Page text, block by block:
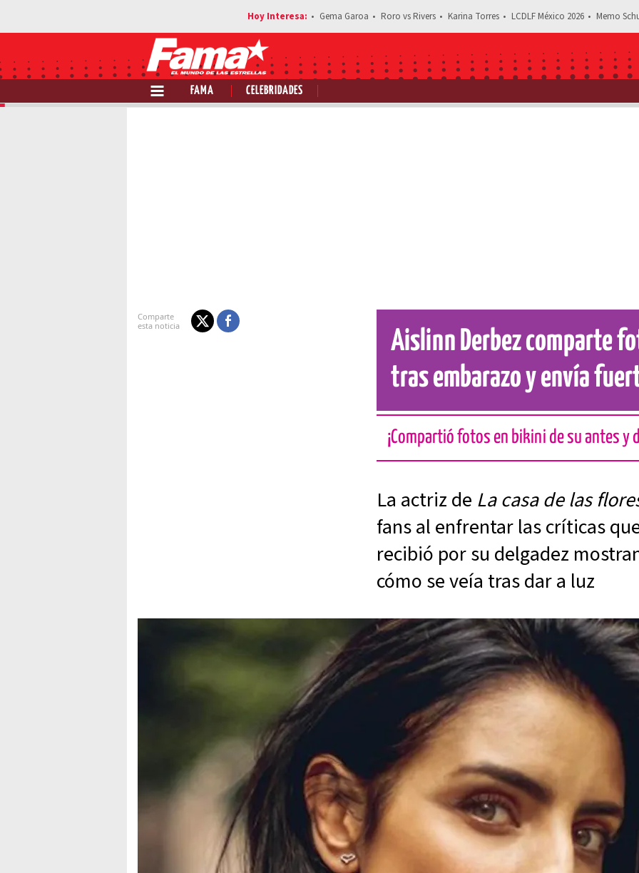
Gema Garoa Roro vs Rivers Karina Torres LCDLF México 2026 Memo
FAMA CELEBRIDADES
Estás leyendo: Aislinn Derbez
Aislinn Derbez comparte
tras embarazo y envía
¡Compartió fotos en bikini de su antes y
La actriz de La casa de las
fans al enfrentar las críticas
recibió por su delgadez
cómo se veía tras dar a luz